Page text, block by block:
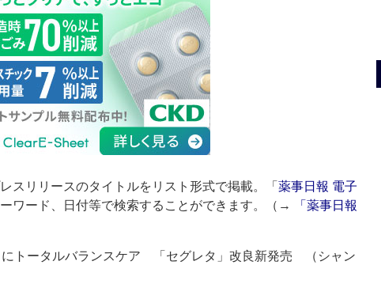
スリリースのタイトルをリスト形式で掲載。「 薬事日報 電子
ワード、日付等で検索することができます。（→
「薬事日報
にトータルバランスケア 「セグレタ」改良新発売 （シャン